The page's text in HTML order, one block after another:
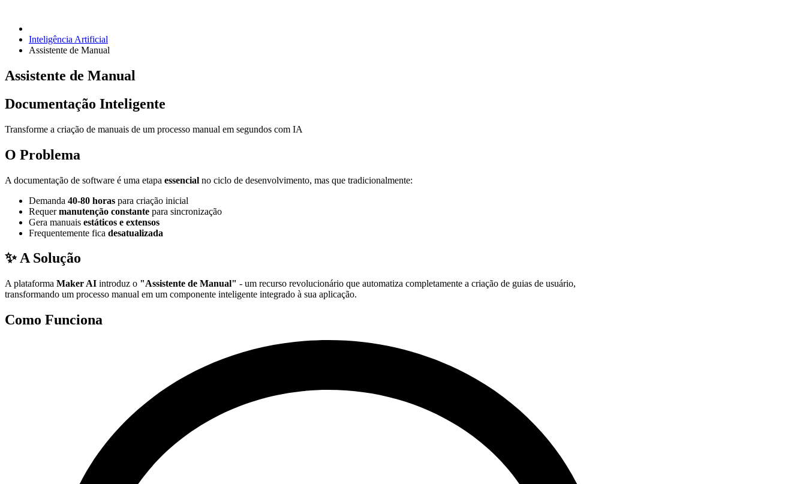
Inteligência Artificial
Assistente de Manual
Assistente de Manual
Documentação Inteligente
Transforme a criação de manuais de um processo manual em segundos com IA
O Problema
A documentação de software é uma etapa essencial no ciclo de desenvolvimento, mas que tradicionalmente:
Demanda 40-80 horas para criação inicial
Requermanutenção constante para sincronização
Gera manuais estáticos e extensos
Frequentemente fica desatualizada
✨ A Solução
A plataforma Maker AI introduz o "Assistente de Manual" - um recurso revolucionário que automatiza completamente a criação de guias de usuário,
transformando um processo manual em um componente inteligente integrado à sua aplicação.
Como Funciona